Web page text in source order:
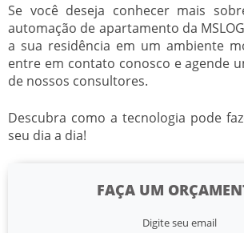
Se você deseja conhecer mais
automação de apartamento da
a sua residência em um ambiente
entre em contato conosco e agende
de nossos consultores.
Descubra como a tecnologia pode
seu dia a dia!
FAÇA UM
Digite seu email